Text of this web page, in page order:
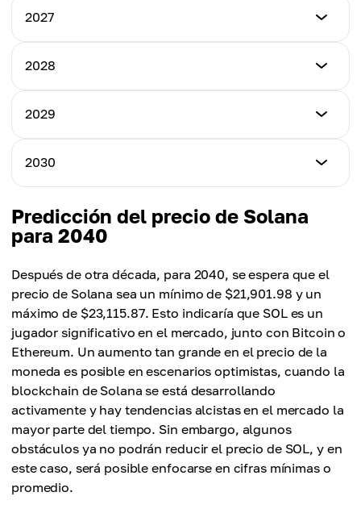
Precio Mínimo
Precio Máximo
2027
Precio Mínimo
Precio Máximo
2028
Precio Mínimo
Precio Máximo
Precio Promedio
2029
Precio Mínimo
Precio Máximo
$917.95
Precio Promedio
$774.45
2030
$634.04
Precio Máximo
$1,376.83
Precio Promedio
$1,001.95
Predicción del precio de Solana
para 2040
Después de otra década, para 2040, se espera que el
precio de Solana sea un mínimo de $21,901.98 y un
máximo de $23,115.87. Esto indicaría que SOL es un
jugador significativo en el mercado, junto con Bitcoin o
Ethereum. Un aumento tan grande en el precio de la
moneda es posible en escenarios optimistas, cuando la
blockchain de Solana se está desarrollando
activamente y hay tendencias alcistas en el mercado la
mayor parte del tiempo. Sin embargo, algunos
obstáculos ya no podrán reducir el precio de SOL, y en
este caso, será posible enfocarse en cifras mínimas o
promedio.